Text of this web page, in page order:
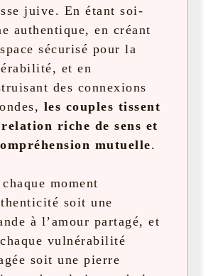
juive. En étant soi-
authentique, en créant
sécurisé pour la
et en
des connexions
les couples tissent
riche de sens et
mutuelle.
moment
soit une
à l’amour partagé, et
vulnérabilité
soit une pierre